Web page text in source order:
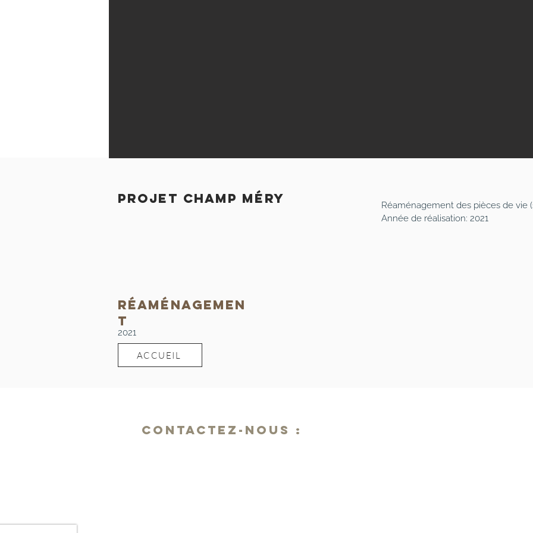
projet champ méry
Réaménagement des pièces de vie
Année de réalisation: 2021
Réaménagemen
t
2021
ACCUEIL
CONTACTEZ-NOUS :